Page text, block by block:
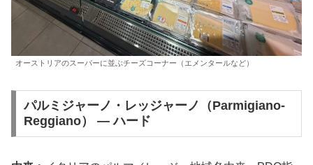
オーストリアのスーパーに並ぶチーズコーナー（エメンタールなど）
パルミジャーノ・レッジャーノ（Parmigiano-
Reggiano） — ハード